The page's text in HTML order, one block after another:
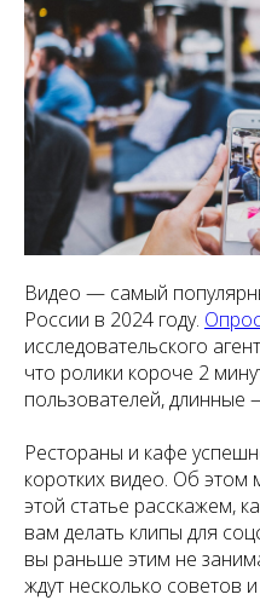
Видео — самый
России в 2024 году.
исследовательского
что ролики короче 2
пользователей, длинные
Рестораны и кафе
коротких видео. Об этом
этой статье расскажем,
вам делать клипы для
вы раньше этим не
ждут несколько советов